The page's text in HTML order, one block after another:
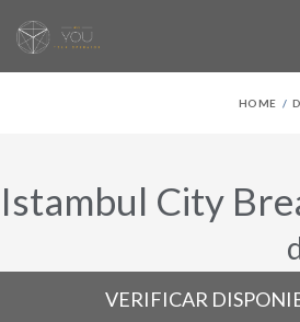
HOME
Istambul City
VERIFICAR